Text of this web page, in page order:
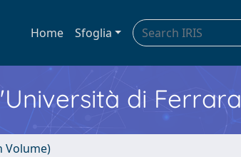
Home Sfoglia
di Ferrara
Volume)